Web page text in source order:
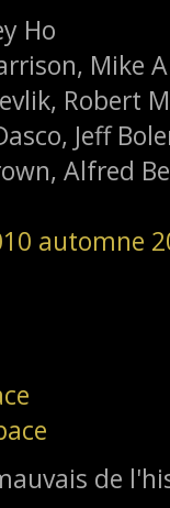
Ho
Mike
Robert
Jeff
Alfred
automne
de